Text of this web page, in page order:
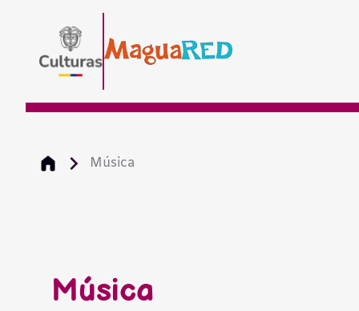
Música
Música